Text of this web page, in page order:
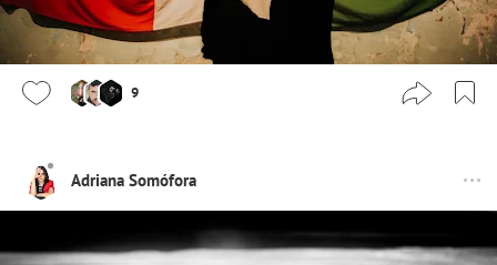
9
Adriana Somófora